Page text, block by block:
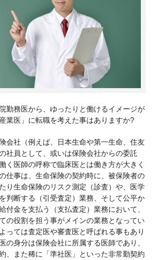
勤務医から、ゆったりと働けるイメージが
業医」に転職を考えた事はありますか?
会社（例えば、日本生命や第一生命、住友
社員として、或いは保険会社からの委託
く医師の呼称で臨床医とは働き方が大きく
仕事は、生命保険の契約時に、被保険者の
り生命保険のリスク測定（診査）や、医学
判断する（引受査定）業務、そして公平か
付金を支払う（支払査定）業務において、
の役割を担う事がメインの業務となってい
っては査定医や審査医と呼ばれる事もあり
の身分は保険会社に所属する医師であり、
、また稀に「準社医」といった非常勤契約